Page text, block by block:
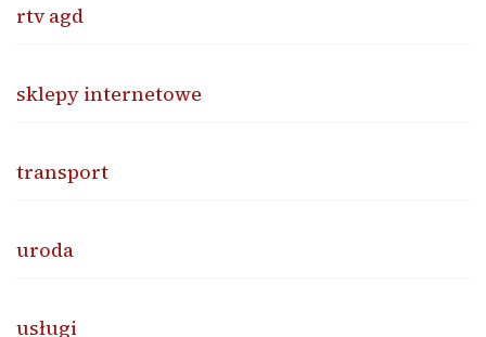
rtv agd
sklepy internetowe
transport
uroda
usługi